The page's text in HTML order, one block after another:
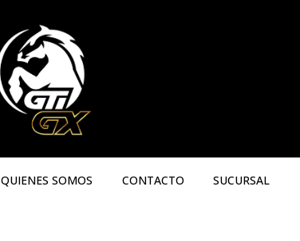
QUIENES SOMOS CONTACTO SUCURSAL